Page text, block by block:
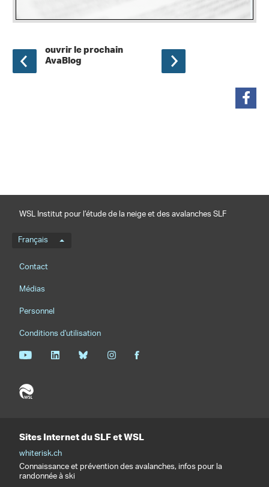
ouvrir le prochain
AvaBlog
WSL Institut pour l’étude de la neige et des avalanches SLF
Menu de langue
Français
Footernavigation
Contact
Médias
Personnel
Conditions d'utilisation
Sites Internet du SLF et WSL
whiterisk.ch
Connaissance et prévention des avalanches, infos pour la
randonnée à ski